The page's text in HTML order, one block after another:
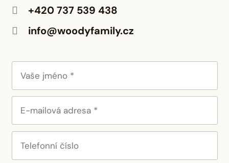
 +420 737 539 438
 info@woodyfamily.cz